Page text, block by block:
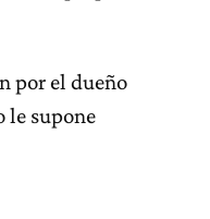
por el dueño
supone